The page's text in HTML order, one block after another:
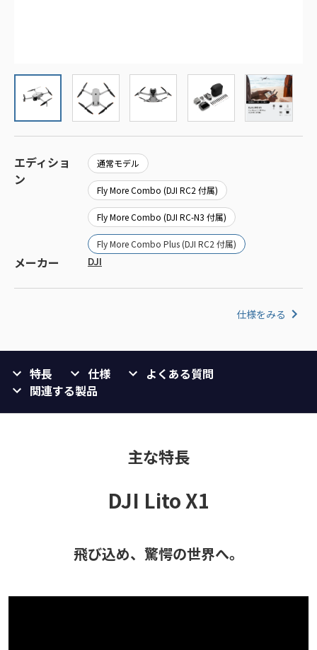
エディショ
ン
通常モデル
Fly More Combo (DJI RC2 付属)
Fly More Combo (DJI RC-N3 付属)
Fly More Combo Plus (DJI RC2 付属)
メーカー DJI
仕様をみる
特長 仕様
よくある質問
関連する製品
主な特長
DJI Lito X1
飛び込め、驚愕の世界へ。